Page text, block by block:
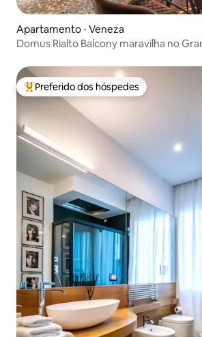
Apartamento ⋅ Veneza
Domus Rialto Balcony maravilha no
Entre os melhores preferidos dos
Preferido dos hóspedes